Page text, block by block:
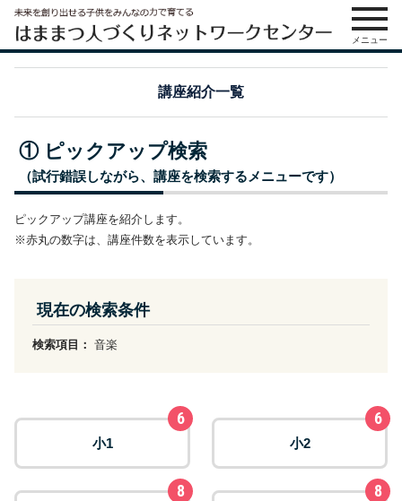
メニュー
講座紹介一覧
① ピックアップ検索
（試行錯誤しながら、講座を検索するメニューです）
ピックアップ講座を紹介します。
※赤丸の数字は、講座件数を表示しています。
現在の検索条件
検索項目： 音楽
小1
6
小2
6
8 8